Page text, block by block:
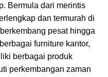
Bermula dari merintis
dan termurah di
pesat hingga
furniture kantor,
berbagai produk
perkembangan zaman